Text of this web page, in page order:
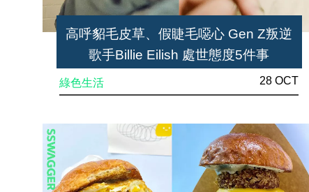
高呼貂毛皮草、假睫毛噁心 Gen Z叛逆
歌手Billie Eilish 處世態度5件事
綠色生活 28 OCT